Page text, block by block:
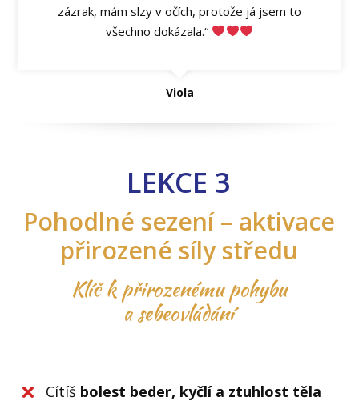
zázrak, mám slzy v očích, protože já jsem to
všechno dokázala.“
Viola
LEKCE 3
Pohodlné sezení – aktivace
přirozené síly středu
Klíč k přirozenému pohybu
a sebeovládání
Cítíš bolest beder, kyčlí a ztuhlost těla